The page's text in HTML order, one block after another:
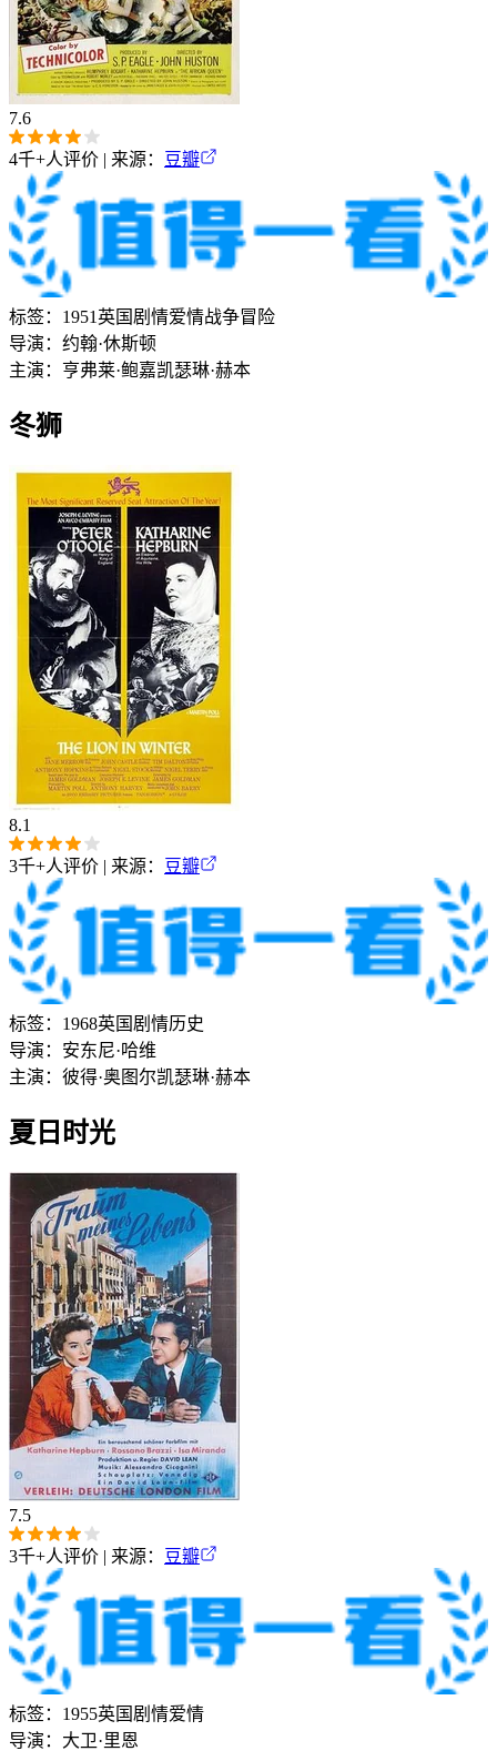
7.6
4千+人评价 | 来源： 豆瓣
标签： 1951 英国 剧情爱情战争冒险
导演： 约翰·休斯顿
主演： 亨弗莱·鲍嘉凯瑟琳·赫本
冬狮
8.1
3千+人评价 | 来源： 豆瓣
标签： 1968英国 剧情历史
导演： 安东尼·哈维
主演： 彼得·奥图尔凯瑟琳·赫本
夏日时光
7.5
3千+人评价 | 来源： 豆瓣
标签： 1955英国 剧情爱情
导演： 大卫·里恩